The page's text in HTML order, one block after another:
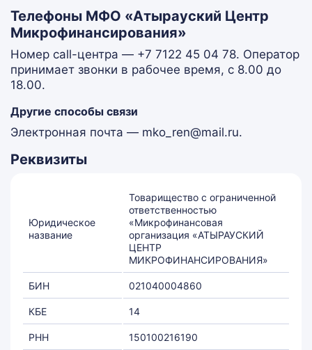
Телефоны МФО «Атырауский Центр
Микрофинансирования»
Номер call-центра — +7 7122 45 04 78. Оператор
принимает звонки в рабочее время, с 8.00 до
18.00.
Другие способы связи
Электронная почта — mko_ren@mail.ru.
Реквизиты
Юридическое
название
Товарищество с ограниченной
ответственностью
«Микрофинансовая
организация «АТЫРАУСКИЙ
ЦЕНТР
МИКРОФИНАНСИРОВАНИЯ»
БИН 021040004860
КБЕ 14
РНН 150100216190